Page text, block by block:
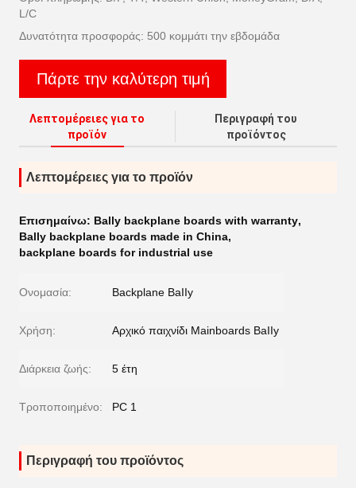
L/C
Δυνατότητα προσφοράς: 500 κομμάτι την εβδομάδα
Πάρτε την καλύτερη τιμή
Λεπτομέρειες για το
προϊόν
Περιγραφή του
προϊόντος
Λεπτομέρειες για το προϊόν
Επισημαίνω: Bally backplane boards with warranty,
Bally backplane boards made in China,
backplane boards for industrial use
Ονομασία: Backplane BaIIy
Χρήση: Αρχικό παιχνίδι Mainboards BaIIy
Διάρκεια ζωής: 5 έτη
Τροποποιημένο: PC 1
Περιγραφή του προϊόντος